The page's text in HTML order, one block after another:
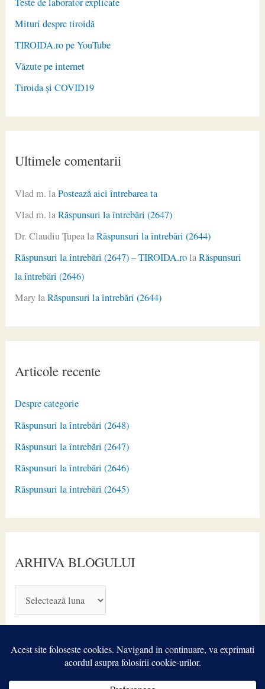
Mituri despre tiroidă
TIROIDA.ro pe YouTube
Văzute pe internet
Tiroida și COVID19
Ultimele comentarii
Vlad m. laPostează aici întrebarea ta
Vlad m. laRăspunsuri la întrebări (2647)
Dr. Claudiu ŢupealaRăspunsuri la întrebări (2644)
Răspunsuri la întrebări (2647) – TIROIDA.rolaRăspunsuri
la întrebări (2646)
MarylaRăspunsuri la întrebări (2644)
Articole recente
Despre categorie
Răspunsuri la întrebări (2648)
Răspunsuri la întrebări (2647)
Răspunsuri la întrebări (2646)
Răspunsuri la întrebări (2645)
ARHIVA BLOGULUI
R
I